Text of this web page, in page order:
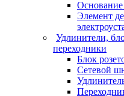
Основание
Элемент
Удлинители,
переходники
Блок
Сетевой